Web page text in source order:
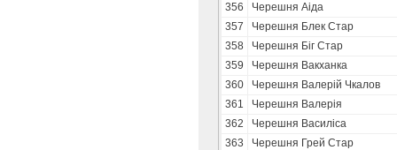
356
Черешня Аіда
357
Черешня Блек Стар
358
Черешня Біг Стар
359
Черешня Вакханка
360
Черешня Валерій Чкалов
361
Черешня Валерія
362
Черешня Василіса
363
Черешня Грей Стар